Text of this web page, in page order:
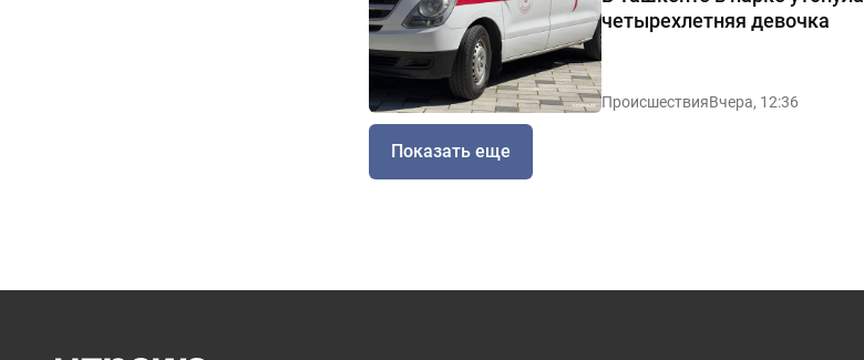
четырехлетняя девочка
ПроисшествияВчера, 12:36
Показать еще